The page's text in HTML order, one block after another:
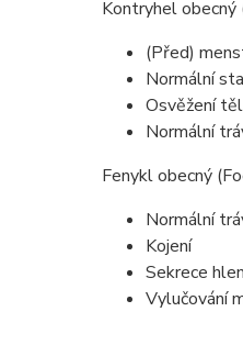
Kontryhel
(Před)
Normální
Osvěžení
Normální
Fenykl obecný
Normální
Kojení
Sekrece
Vylučování